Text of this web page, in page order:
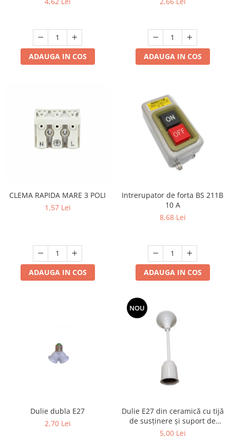
ADAUGA IN COS ADAUGA IN COS
CLEMA RAPIDA MARE 3 POLI
1,57 Lei
ADAUGA IN COS
Intrerupator de forta BS 211B
10 A
8,68 Lei
ADAUGA IN COS
Dulie dubla E27
2,70 Lei
NOU
Dulie E27 din ceramică cu tijă
de susținere și suport de
mascare, cablu 2x0,5 mm²,
5,00 Lei